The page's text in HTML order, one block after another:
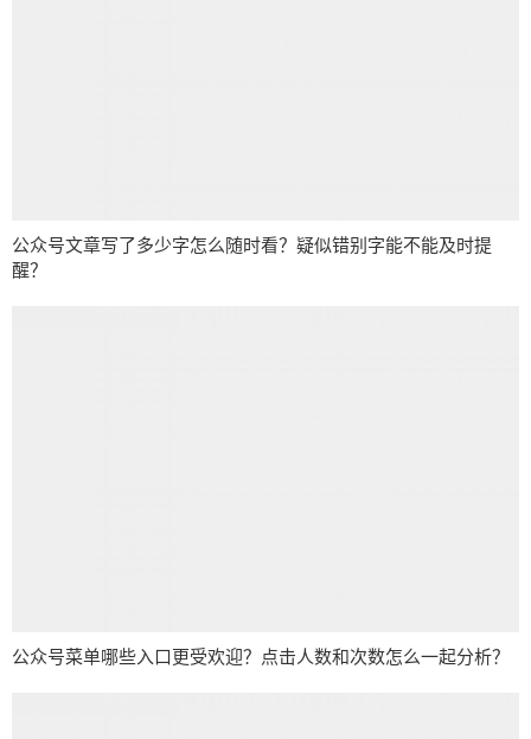
公众号文章写了多少字怎么随时看？疑似错别字能不能及时提
醒？
公众号菜单哪些入口更受欢迎？点击人数和次数怎么一起分析？